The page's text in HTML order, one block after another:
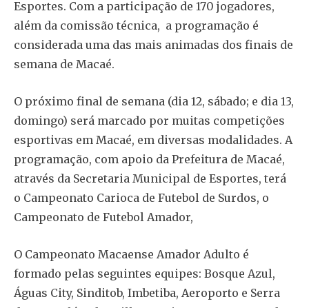
Esportes. Com a participação de 170 jogadores,
além da comissão técnica, a programação é
considerada uma das mais animadas dos finais de
semana de Macaé.
O próximo final de semana (dia 12, sábado; e dia 13,
domingo) será marcado por muitas competições
esportivas em Macaé, em diversas modalidades. A
programação, com apoio da Prefeitura de Macaé,
através da Secretaria Municipal de Esportes, terá
o Campeonato Carioca de Futebol de Surdos, o
Campeonato de Futebol Amador,
O Campeonato Macaense Amador Adulto é
formado pelas seguintes equipes: Bosque Azul,
Águas City, Sinditob, Imbetiba, Aeroporto e Serra